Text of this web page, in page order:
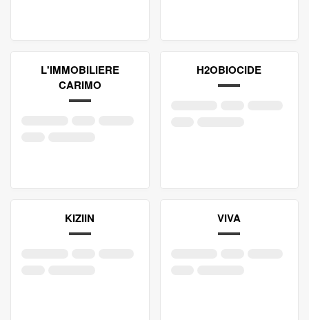
L'IMMOBILIERE
CARIMO
H2OBIOCIDE
KIZIIN VIVA